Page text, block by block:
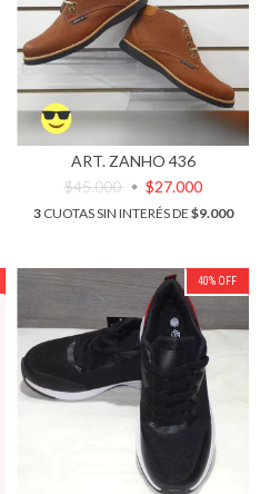
ART. ZANHO 436
$45.000
$27.000
3CUOTAS SIN INTERÉS DE $9.000
40% OFF